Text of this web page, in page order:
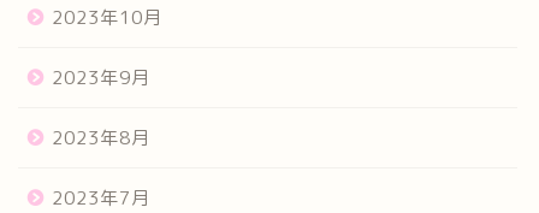
2023年10月
2023年9月
2023年8月
2023年7月